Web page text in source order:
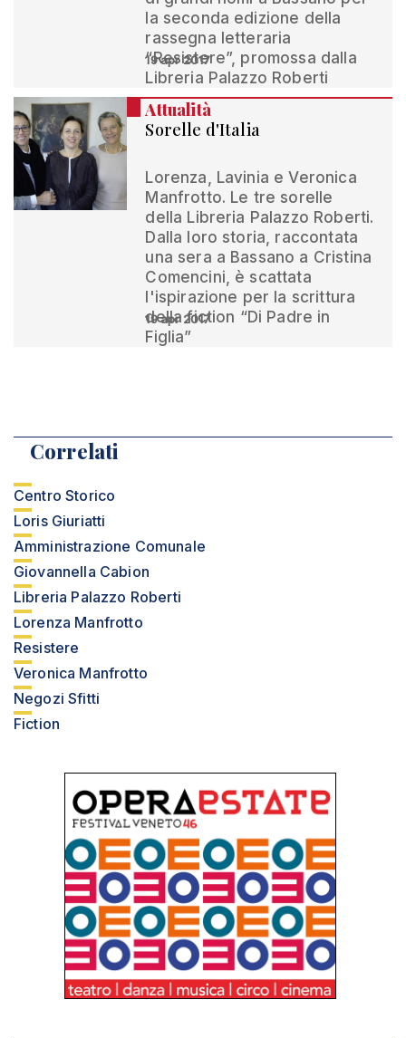
la seconda edizione della
rassegna letteraria
“Resistere”, promossa dalla
Libreria Palazzo Roberti
19 apr 2017
Attualità
Sorelle d'Italia
Lorenza, Lavinia e Veronica
Manfrotto. Le tre sorelle
della Libreria Palazzo Roberti.
Dalla loro storia, raccontata
una sera a Bassano a Cristina
Comencini, è scattata
l'ispirazione per la scrittura
della fiction “Di Padre in
Figlia”
19 apr 2017
Correlati
Centro Storico
Loris Giuriatti
Amministrazione Comunale
Giovannella Cabion
Libreria Palazzo Roberti
Lorenza Manfrotto
Resistere
Veronica Manfrotto
Negozi Sfitti
Fiction